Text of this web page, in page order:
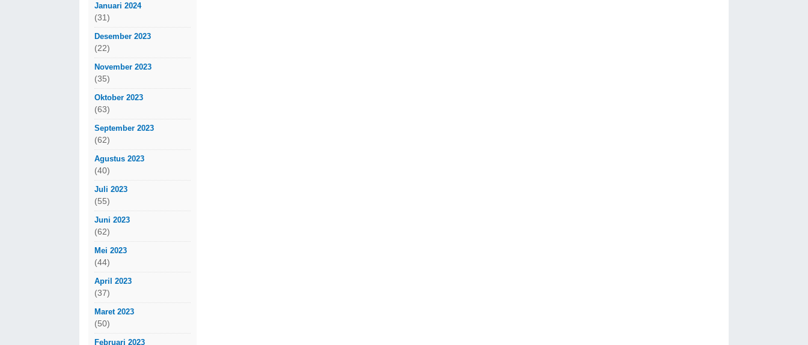
Januari 2024
(31)
Desember 2023
(22)
November 2023
(35)
Oktober 2023
(63)
September 2023
(62)
Agustus 2023
(40)
Juli 2023
(55)
Juni 2023
(62)
Mei 2023
(44)
April 2023
(37)
Maret 2023
(50)
Februari 2023